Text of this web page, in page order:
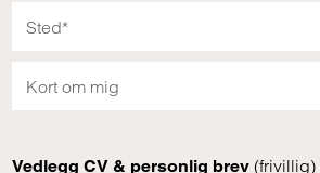
Sted*
Kort om mig
Vedlegg CV & personlig brev (frivillig)